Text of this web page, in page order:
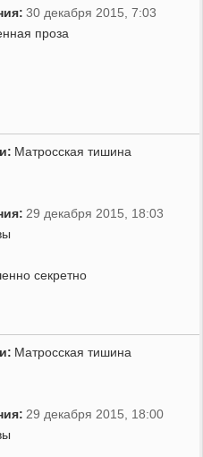
30 декабря 2015, 7:03
проза
Матросская тишина
29 декабря 2015, 18:03
секретно
Матросская тишина
29 декабря 2015, 18:00